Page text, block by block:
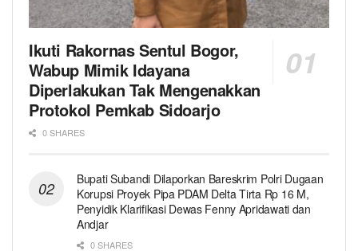
Ikuti Rakornas Sentul Bogor,
Wabup Mimik Idayana
Diperlakukan Tak Mengenakkan
Protokol Pemkab Sidoarjo
0 SHARES
Bupati Subandi Dilaporkan Bareskrim Polri Dugaan
Korupsi Proyek Pipa PDAM Delta Tirta Rp 16 M,
Penyidik Klarifikasi Dewas Fenny Apridawati dan
Andjar
0 SHARES